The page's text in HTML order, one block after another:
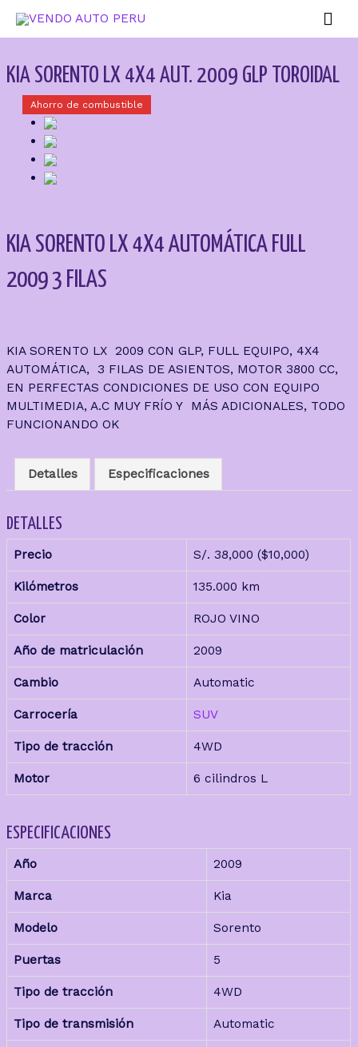
KIA SORENTO LX 4X4 AUT. 2009 GLP TOROIDAL
Ahorro de combustible
KIA SORENTO LX 4X4 AUTOMÁTICA FULL
2009 3 FILAS
KIA SORENTO LX 2009 CON GLP, FULL EQUIPO, 4X4
AUTOMÁTICA, 3 FILAS DE ASIENTOS, MOTOR 3800 CC,
EN PERFECTAS CONDICIONES DE USO CON EQUIPO
MULTIMEDIA, A.C MUY FRÍO Y MÁS ADICIONALES, TODO
FUNCIONANDO OK
Detalles Especificaciones
DETALLES
Precio S/. 38,000 ($10,000)
Kilómetros 135.000 km
Color ROJO VINO
Año de matriculación 2009
Cambio Automatic
Carrocería SUV
Tipo de tracción 4WD
Motor 6 cilindros L
ESPECIFICACIONES
Año 2009
Marca Kia
Modelo Sorento
Puertas 5
Tipo de tracción 4WD
Tipo de transmisión Automatic